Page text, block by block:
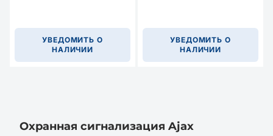
УВЕДОМИТЬ О
НАЛИЧИИ
УВЕДОМИТЬ О
НАЛИЧИИ
Охранная сигнализация Ajax